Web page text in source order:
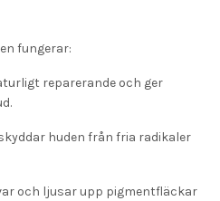
fungerar:
reparerande och ger
huden från fria radikaler
och ljusar upp pigmentfläckar